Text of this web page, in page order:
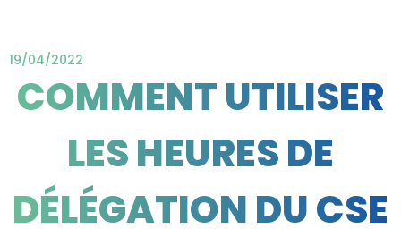
19/04/2022
COMMENT UTILISER
LES HEURES DE
DÉLÉGATION DU CSE